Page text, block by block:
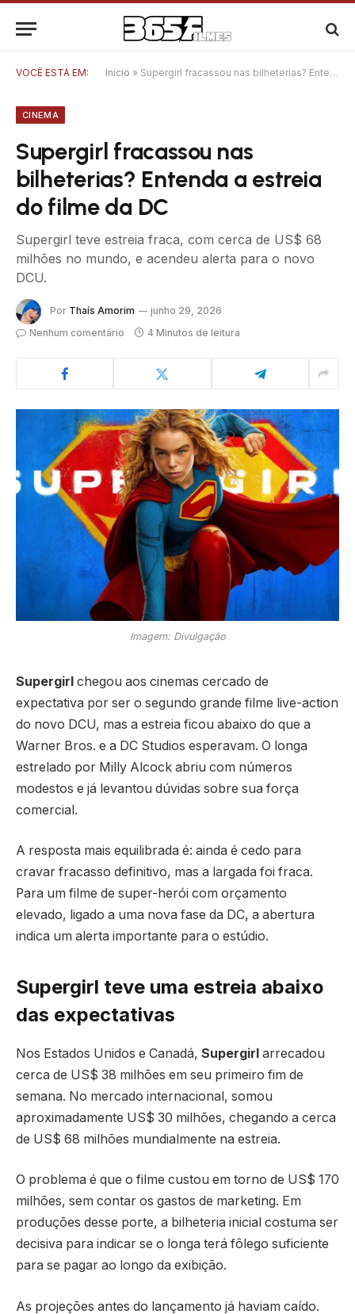
VOCÊ ESTÁ EM: Início » Supergirl fracassou nas bilheterias? Entenda a estreia do filme da DC
CINEMA
Supergirl fracassou nas
bilheterias? Entenda a estreia
do filme da DC
Supergirl teve estreia fraca, com cerca de US$ 68
milhões no mundo, e acendeu alerta para o novo
DCU.
Por Thaís Amorim
junho 29, 2026
Nenhum comentário
4 Minutos de leitura
Imagem: Divulgação
Supergirl chegou aos cinemas cercado de
expectativa por ser o segundo grande filme live-action
do novo DCU, mas a estreia ficou abaixo do que a
Warner Bros. e a DC Studios esperavam. O longa
estrelado por Milly Alcock abriu com números
modestos e já levantou dúvidas sobre sua força
comercial.
A resposta mais equilibrada é: ainda é cedo para
cravar fracasso definitivo, mas a largada foi fraca.
Para um filme de super-herói com orçamento
elevado, ligado a uma nova fase da DC, a abertura
indica um alerta importante para o estúdio.
Supergirl teve uma estreia abaixo
das expectativas
Nos Estados Unidos e Canadá, Supergirl arrecadou
cerca de US$ 38 milhões em seu primeiro fim de
semana. No mercado internacional, somou
aproximadamente US$ 30 milhões, chegando a cerca
de US$ 68 milhões mundialmente na estreia.
O problema é que o filme custou em torno de US$ 170
milhões, sem contar os gastos de marketing. Em
produções desse porte, a bilheteria inicial costuma ser
decisiva para indicar se o longa terá fôlego suficiente
para se pagar ao longo da exibição.
As projeções antes do lançamento já haviam caído.